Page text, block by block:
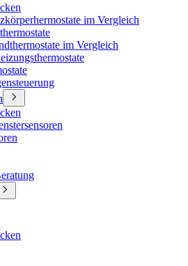
im Vergleich
im Vergleich